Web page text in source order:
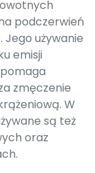
podczerwień
Jego używanie
emisji
zmęczenie
W
są też
oraz